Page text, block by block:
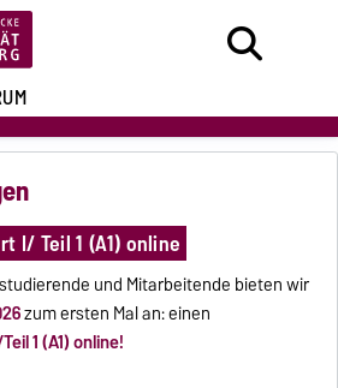
I/ Teil 1 (A1) online
und Mitarbeitende bieten wir
zum ersten Mal an: einen
1 (A1) online!